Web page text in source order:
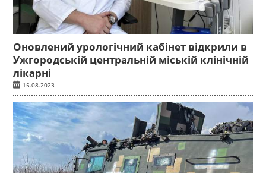
Оновлений урологічний кабінет відкрили в
Ужгородській центральній міській клінічній
лікарні
15.08.2023